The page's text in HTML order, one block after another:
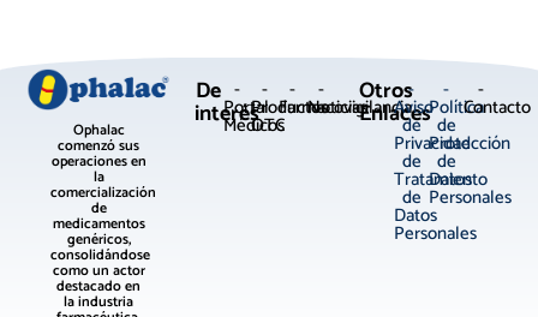
Ophalac
comenzó sus
operaciones en
la
comercialización
de
medicamentos
genéricos,
consolidándose
como un actor
destacado en
la industria
De
interés
-
Portal
Médicos
-
Productos
OTC
-
Farmacovigilancia
-
NoticiasOtros
Enlaces
-
Aviso
de
Privacidad
de
Tratamiento
de
Datos
Personales
-
Política
de
Protección
de
Datos
Personales
-
Contacto